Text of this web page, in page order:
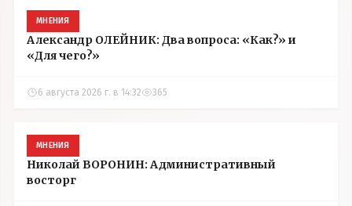
МНЕНИЯ
Александр ОЛЕЙНИК: Два вопроса: «Как?» и
«Для чего?»
6 августа 2026 г. в 14:32 365
МНЕНИЯ
Николай ВОРОНИН: Административный
восторг